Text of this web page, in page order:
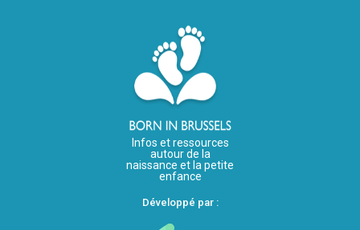
Infos et ressources
autour de la
naissance et la petite
enfance
Développé par :